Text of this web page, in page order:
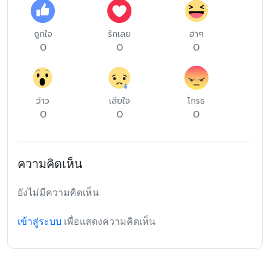
ถูกใจ
0
รักเลย
0
ฮาๆ
0
ว้าว
0
เสียใจ
0
โกรธ
0
ความคิดเห็น
ยังไม่มีความคิดเห็น
เข้าสู่ระบบ เพื่อแสดงความคิดเห็น